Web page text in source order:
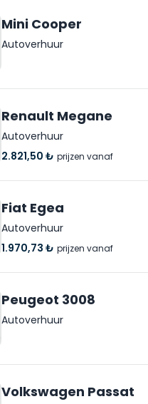
Mini Cooper
Autoverhuur
Renault Megane
Autoverhuur
2.821,50 ₺ prijzen vanaf
Fiat Egea
Autoverhuur
1.970,73 ₺ prijzen vanaf
Peugeot 3008
Autoverhuur
Volkswagen Passat